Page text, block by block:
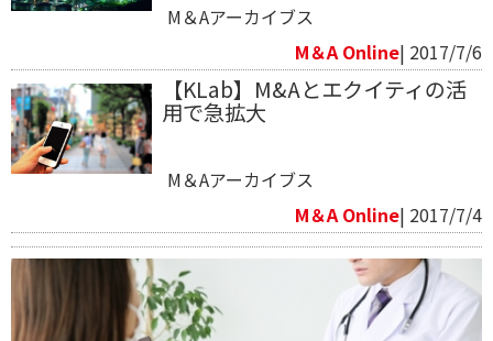
M＆Aアーカイブス
M＆A Online| 2017/7/6
【KLab】M&Aとエクイティの活
用で急拡大
M＆Aアーカイブス
M＆A Online| 2017/7/4